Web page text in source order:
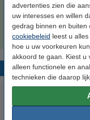
advertenties zien die
uw interesses en willen
gedrag binnen en buiten
cookiebeleid leest u
hoe u uw voorkeuren
akkoord te gaan. Kiest u
alleen functionele en
technieken die daarop
€